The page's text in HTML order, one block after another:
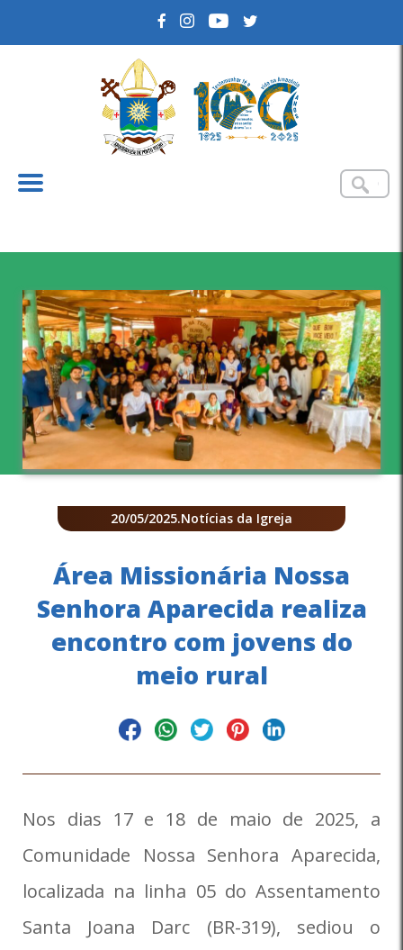
20/05/2025.Notícias da Igreja
Área Missionária Nossa
Senhora Aparecida realiza
encontro com jovens do
meio rural
Nos dias 17 e 18 de maio de 2025, a
Comunidade Nossa Senhora Aparecida,
localizada na linha 05 do Assentamento
Santa Joana Darc (BR-319), sediou o